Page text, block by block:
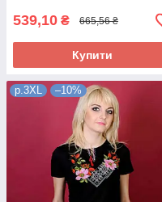
539,10 ₴ 665,56 ₴
Купити
р.3XL –10%